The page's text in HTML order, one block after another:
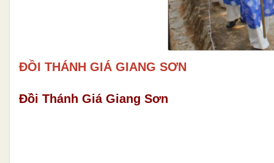
ĐỒI THÁNH GIÁ GIANG SƠN
Đồi Thánh Giá Giang Sơn